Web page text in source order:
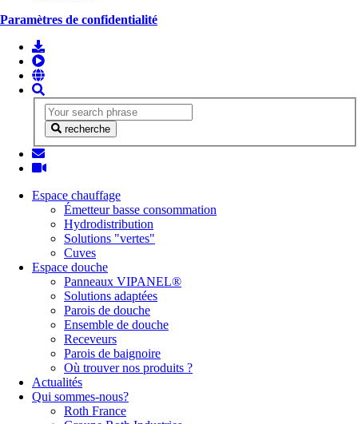
Paramètres de confidentialité
recherche
Espace chauffage
Émetteur basse consommation
Hydrodistribution
Solutions "vertes"
Cuves
Espace douche
Panneaux VIPANEL®
Solutions adaptées
Parois de douche
Ensemble de douche
Receveurs
Parois de baignoire
Où trouver nos produits ?
Actualités
Qui sommes-nous?
Roth France